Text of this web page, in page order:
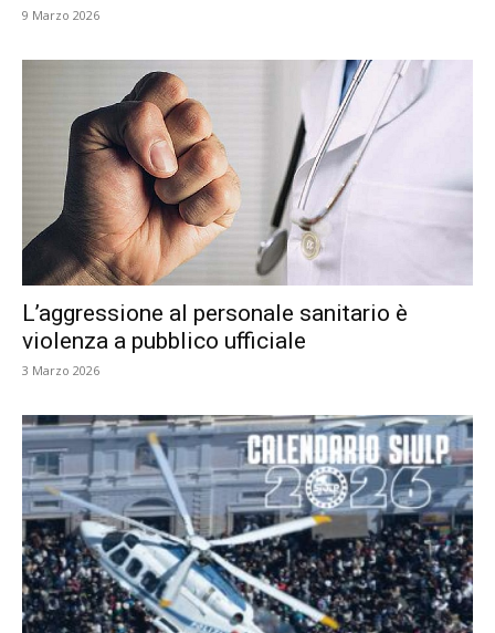
9 Marzo 2026
L’aggressione al personale sanitario è
violenza a pubblico ufficiale
3 Marzo 2026